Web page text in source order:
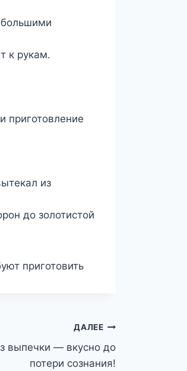
к рукам.
приготовление
из
до золотистой
приготовить
ДАЛЕЕ
выпечки — вкусно до
потери сознания!